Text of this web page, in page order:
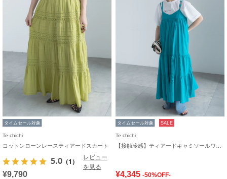
タイムセール対象
Te chichi
コットンローンレースティアードスカート
5.0 （1）
レビュー
を見る
¥9,790
タイムセール対象 SALE
Te chichi
¥4,345 -50%OFF-